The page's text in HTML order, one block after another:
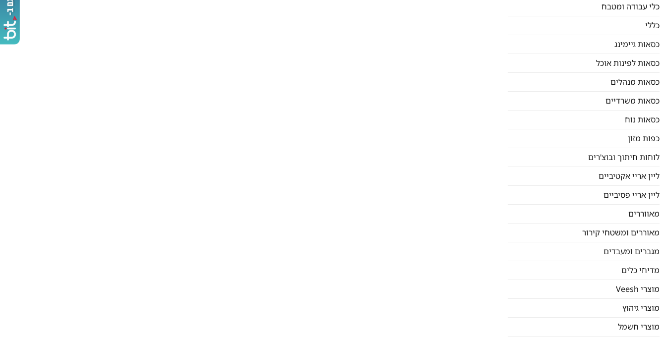
כלי עבודה ומטבח
כללי
כסאות גיימינג
כסאות לפינות אוכל
כסאות מנהלים
כסאות משרדיים
כסאות נוח
כפות מזון
לוחות חיתוך ובוצ'רים
ליין אריי אקטיביים
ליין אריי פסיביים
מאווררים
מאוררים ומשטחי קירור
מגברים ומעבדים
מדיחי כלים
מוצרי Veesh
מוצרי גיהוץ
מוצרי חשמל